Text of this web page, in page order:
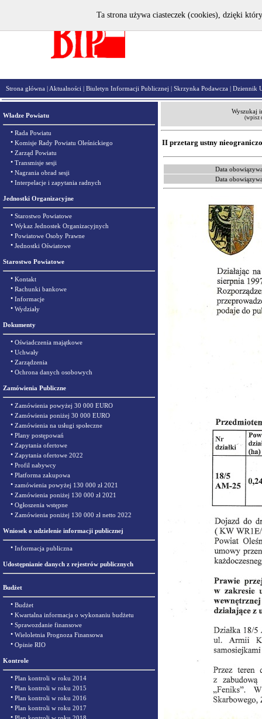
Strona główna | Aktualności | Biuletyn Informacji Publicznej | Skrzynka Podawcza | Dziennik
Władze Powiatu
• Rada Powiatu
• Komisje Rady Powiatu Oleśnickiego
• Zarząd Powiatu
• Transmisje sesji
• Nagrania obrad sesji
• Interpelacje i zapytania radnych
Jednostki Organizacyjne
• Starostwo Powiatowe
• Wykaz Jednostek Organizacyjnych
• Powiatowe Osoby Prawne
• Jednostki Oświatowe
Starostwo Powiatowe
• Kontakt
• Rachunki bankowe
• Informacje
• Wydziały
Dokumenty
• Oświadczenia majątkowe
• Uchwały
• Zarządzenia
• Ochrona danych osobowych
Zamówienia Publiczne
• Zamówienia powyżej 30 000 EURO
• Zamówienia poniżej 30 000 EURO
• Zamówienia na usługi społeczne
• Plany postępowań
• Zapytania ofertowe
• Zapytania ofertowe 2022
• Profil nabywcy
• Platforma zakupowa
• zamówienia powyżej 130 000 zł 2021
• Zamówienia poniżej 130 000 zł 2021
• Ogłoszenia wstępne
• Zamówienia poniżej 130 000 zł netto 2022
Wniosek o udzielenie informacji publicznej
• Informacja publiczna
Udostępnianie danych z rejestrów publicznych
Budżet
• Budżet
• Kwartalna informacja o wykonaniu budżetu
• Sprawozdanie finansowe
• Wieloletnia Prognoza Finansowa
• Opinie RIO
Kontrole
• Plan kontroli w roku 2014
• Plan kontroli w roku 2015
• Plan kontroli w roku 2016
• Plan kontroli w roku 2017
•
Wyszukaj
(wpisz
II przetarg ustny
Data
Data
Ta strona używa ciasteczek (cookies), dzięki